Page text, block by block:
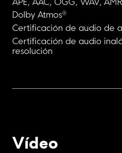
APE, AAC, OGG, WAV,
Dolby Atmos®
Certificación de audio de
Certificación de audio
resolución
Vídeo